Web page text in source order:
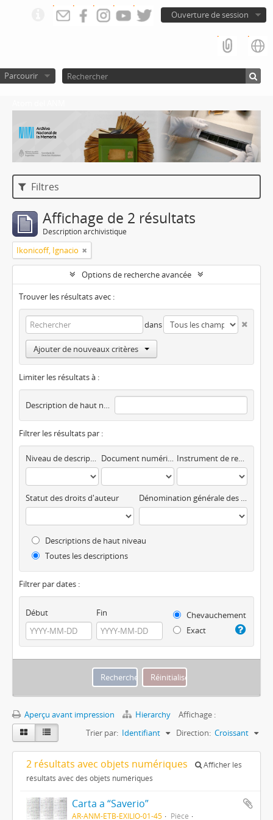
Ouverture de session
Parcourir
Filtres
Affichage de 2 résultats
Description archivistique
Ikonicoff, Ignacio
Options de recherche avancée
Trouver les résultats avec :
dans
Ajouter de nouveaux critères
Limiter les résultats à :
Description de haut niveau
Filtrer les résultats par :
Niveau de description Document numérique disponible Instrument de recherche
Statut des droits d'auteur Dénomination générale des documents
Descriptions de haut niveau
Toutes les descriptions
Filtrer par dates :
Début Fin
Chevauchement
Exact
Aperçu avant impression Hierarchy
Affichage :
Trier par: Identifiant Direction: Croissant
2 résultats avec objets numériques
Afficher les
résultats avec des objets numériques
Carta a “Saverio”
AR-ANM-ETB-EXILIO-01-45 Pièce